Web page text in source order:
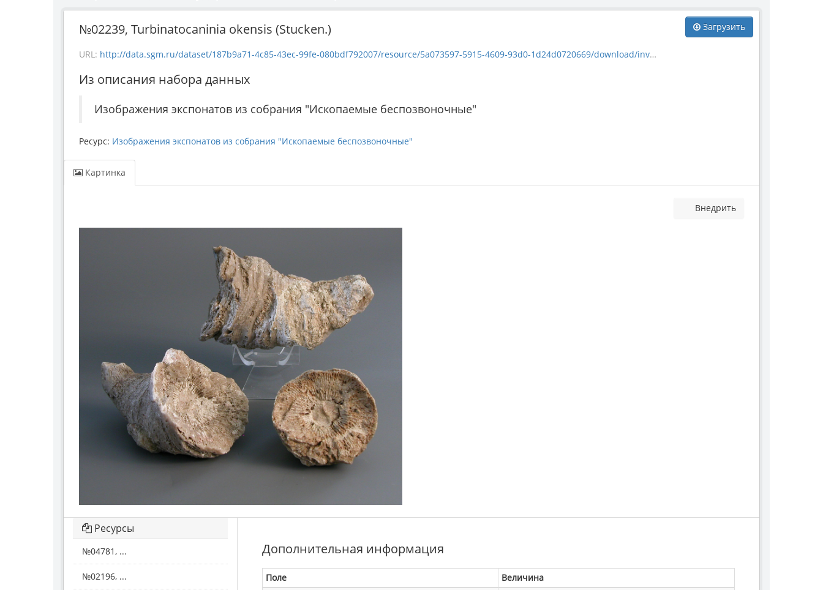
Загрузить
№02239, Turbinatocaninia okensis (Stucken.)
URL: http://data.sgm.ru/dataset/187b9a71-4c85-43ec-99fe-080bdf792007/resource/5a073597-5915-4609-93d0-1d24d0720669/download/invertebrate_2239.jpg
Из описания набора данных
Изображения экспонатов из собрания "Ископаемые беспозвоночные"
Ресурс: Изображения экспонатов из собрания "Ископаемые беспозвоночные"
Картинка
Внедрить
Дополнительная информация
Поле
Величина
Ресурсы
№04781, ...
№02196, ...